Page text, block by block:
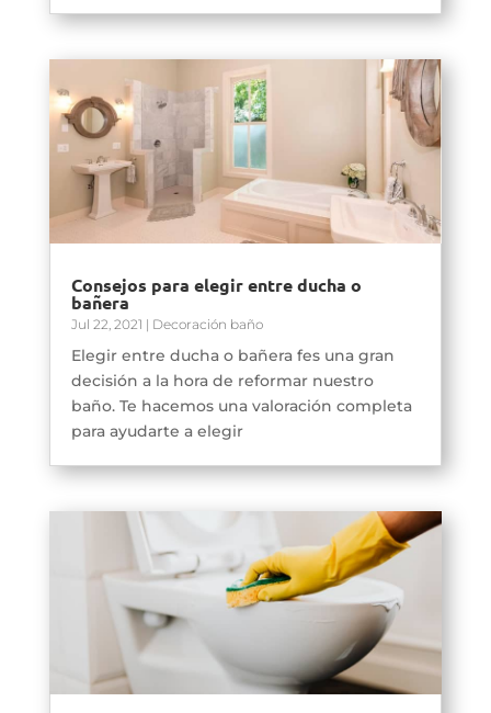
Consejos para elegir entre ducha o
bañera
Jul 22, 2021 | Decoración baño
Elegir entre ducha o bañera fes una gran
decisión a la hora de reformar nuestro
baño. Te hacemos una valoración completa
para ayudarte a elegir